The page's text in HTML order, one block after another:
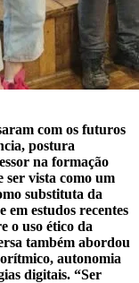
com os futuros
postura
na formação
ser vista como um
substituta da
em estudos recentes
o uso ético da
também abordou
autonomia
digitais. “Ser